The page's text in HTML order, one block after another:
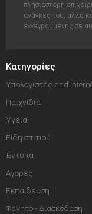
πλησιέστερη
ανάγκες του, αλλά
εγγεγραμμένης σε
Κατηγορίες
Υπολογιστές and
Παιχνίδια
Υγεία
Είδη σπιτιού
Έντυπα
Αγορές
Εκπαίδευση
Φαγητό - Διασκέδαση